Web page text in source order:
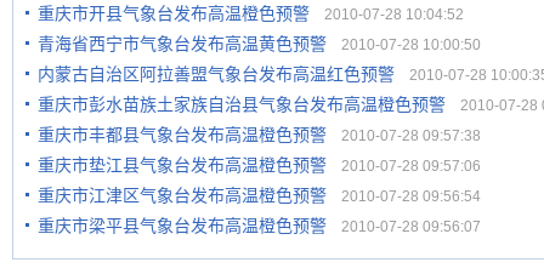
重庆市开县气象台发布高温橙色预警 2010-07-28 10:04:52
青海省西宁市气象台发布高温黄色预警 2010-07-28 10:00:50
内蒙古自治区阿拉善盟气象台发布高温红色预警 2010-07-28
重庆市彭水苗族土家族自治县气象台发布高温橙色预警 2010-07-28
重庆市丰都县气象台发布高温橙色预警 2010-07-28 09:57:38
重庆市垫江县气象台发布高温橙色预警 2010-07-28 09:57:06
重庆市江津区气象台发布高温橙色预警 2010-07-28 09:56:54
重庆市梁平县气象台发布高温橙色预警 2010-07-28 09:56:07